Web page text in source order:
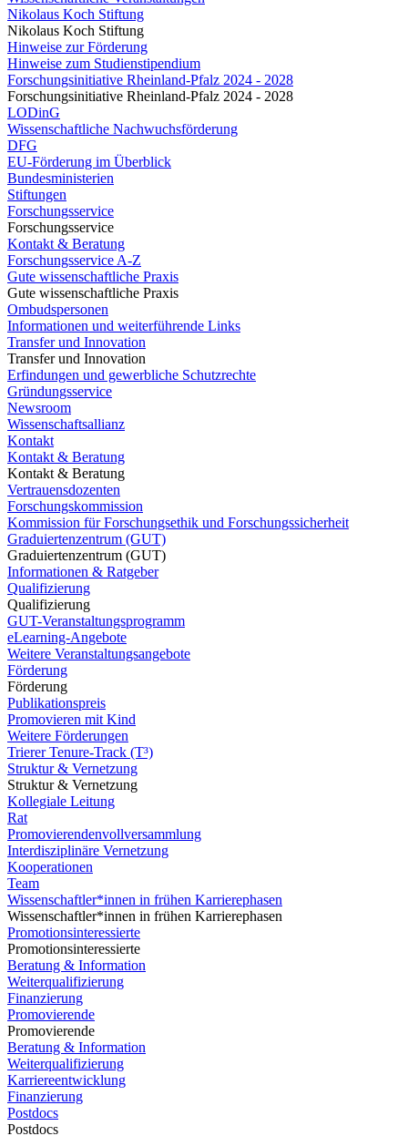
Nikolaus Koch Stiftung
Nikolaus Koch Stiftung
Hinweise zur Förderung
Hinweise zum Studienstipendium
Forschungsinitiative Rheinland-Pfalz 2024 - 2028
Forschungsinitiative Rheinland-Pfalz 2024 - 2028
LODinG
Wissenschaftliche Nachwuchsförderung
DFG
EU-Förderung im Überblick
Bundesministerien
Stiftungen
Forschungsservice
Forschungsservice
Kontakt & Beratung
Forschungsservice A-Z
Gute wissenschaftliche Praxis
Gute wissenschaftliche Praxis
Ombudspersonen
Informationen und weiterführende Links
Transfer und Innovation
Transfer und Innovation
Erfindungen und gewerbliche Schutzrechte
Gründungsservice
Newsroom
Wissenschaftsallianz
Kontakt
Kontakt & Beratung
Kontakt & Beratung
Vertrauensdozenten
Forschungskommission
Kommission für Forschungsethik und Forschungssicherheit
Graduiertenzentrum (GUT)
Graduiertenzentrum (GUT)
Informationen & Ratgeber
Qualifizierung
Qualifizierung
GUT-Veranstaltungsprogramm
eLearning-Angebote
Weitere Veranstaltungsangebote
Förderung
Förderung
Publikationspreis
Promovieren mit Kind
Weitere Förderungen
Trierer Tenure-Track (T³)
Struktur & Vernetzung
Struktur & Vernetzung
Kollegiale Leitung
Rat
Promovierendenvollversammlung
Interdisziplinäre Vernetzung
Kooperationen
Team
Wissenschaftler*innen in frühen Karrierephasen
Wissenschaftler*innen in frühen Karrierephasen
Promotionsinteressierte
Promotionsinteressierte
Beratung & Information
Weiterqualifizierung
Finanzierung
Promovierende
Promovierende
Beratung & Information
Weiterqualifizierung
Karriereentwicklung
Finanzierung
Postdocs
Postdocs